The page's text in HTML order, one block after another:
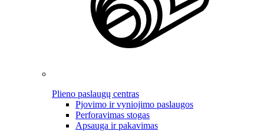
Plieno paslaugų centras
Pjovimo ir vyniojimo paslaugos
Perforavimas stogas
Apsauga ir pakavimas